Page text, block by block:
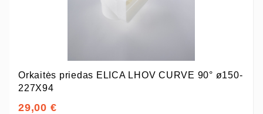
Orkaitės priedas ELICA LHOV CURVE 90° ø150-
227X94
29,00 €